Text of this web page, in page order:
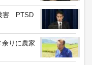
害 PTSD
余りに農家